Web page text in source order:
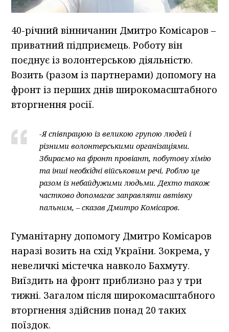
40-річний вінничанин Дмитро Комісаров –
приватний підприємець. Роботу він
поєднує із волонтерською діяльністю.
Возить (разом із партнерами) допомогу на
фронт із перших днів широкомасштабного
вторгнення росії.
-Я співпрацюю із великою групою людей і
різними волонтерськими організаціями.
Збираємо на фронт провіант, побутову хімію
та інші необхідні військовим речі. Роблю це
разом із небайдужими людьми. Дехто також
частково допомагає заправляти автівку
пальним, – сказав Дмитро Комісаров.
Гуманітарну допомогу Дмитро Комісаров
наразі возить на схід України. Зокрема, у
невеличкі містечка навколо Бахмуту.
Виїздить на фронт приблизно раз у три
тижні. Загалом після широкомасштабного
вторгнення здійснив понад 20 таких
поїздок.